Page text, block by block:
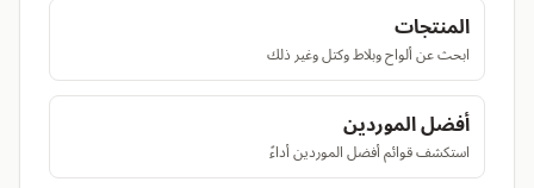
المنتجات
ابحث عن ألواح وبلاط وكتل وغير ذلك
أفضل الموردين
استكشف قوائم أفضل الموردين أداءً